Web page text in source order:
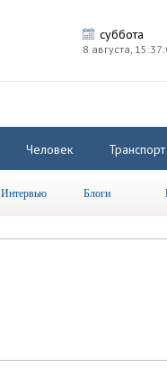
суббота
8 августа,
Человек Транспорт
Интервью Блоги